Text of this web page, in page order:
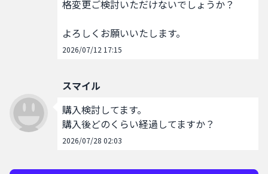
格変更ご検討いただけないでしょうか？
よろしくお願いいたします。
2026/07/12 17:15
スマイル
購入検討してます。
購入後どのくらい経過してますか？
2026/07/28 02:03